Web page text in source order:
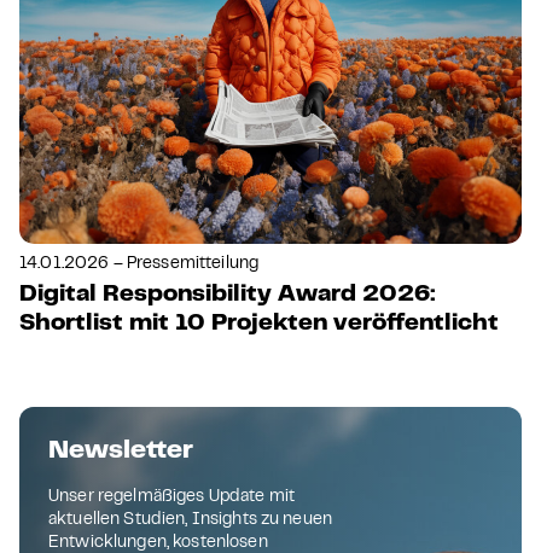
14.01.2026 – Pressemitteilung
Digital Responsibility Award 2026:
Shortlist mit 10 Projekten veröffentlicht
Newsletter
Unser regelmäßiges Update mit
aktuellen Studien, Insights zu neuen
Entwicklungen, kostenlosen